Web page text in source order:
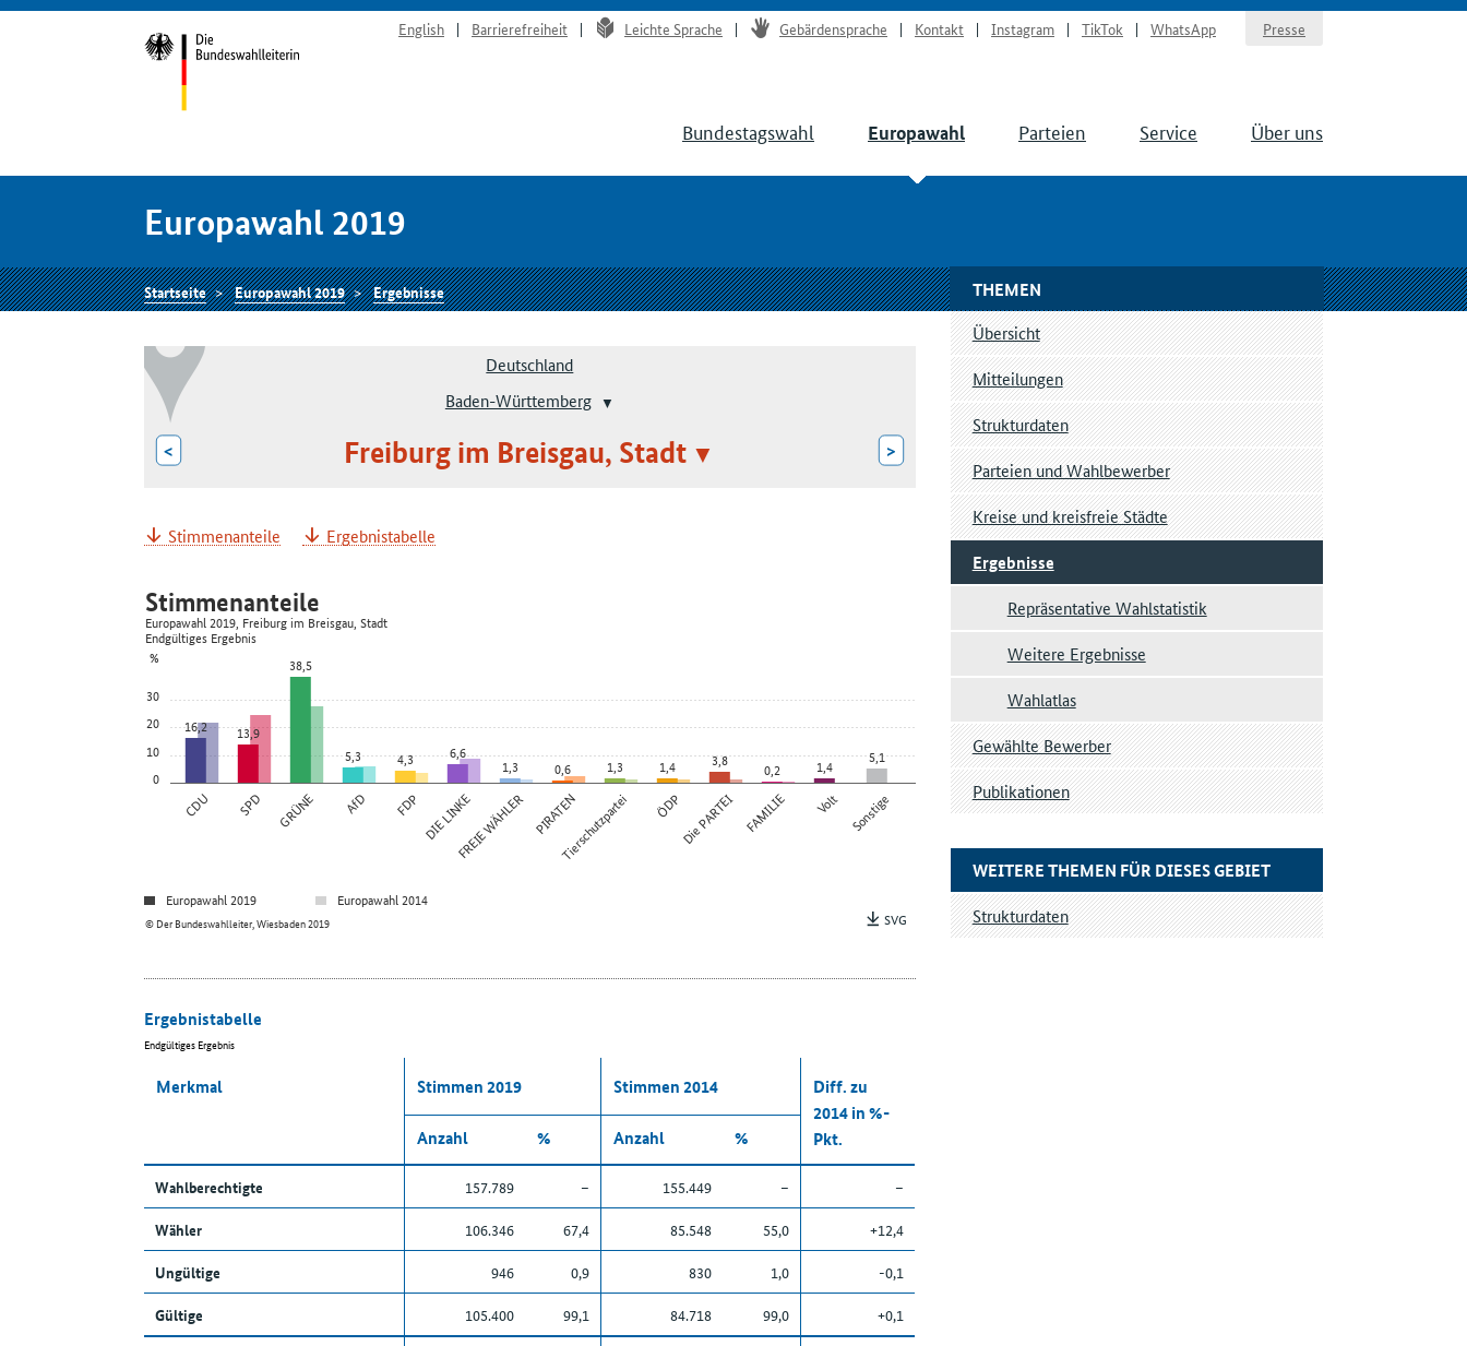
English Barrierefreiheit Leichte Sprache Gebärdensprache Kontakt Instagram TikTok WhatsApp Presse
Bundestagswahl Europawahl Parteien Service Über uns
Europawahl 2019
Startseite Europawahl 2019 Ergebnisse
Deutschland
Baden-Württemberg
< Freiburg im Breisgau, Stadt >
Stimmenanteile Ergebnistabelle
0
10
20
30
%
CDU SPD GRÜNE AfD FDP DIE LINKEFREIE WÄHLER PIRATENTierschutzpartei ÖDPDie PARTEI FAMILIE Volt Sonstige
16,2 13,9
38,5
5,3 4,3 6,6
1,3 0,6 1,3 1,4 3,8 0,2 1,4 5,1
© Der Bundeswahlleiter, Wiesbaden 2019
Stimmenanteile
Europawahl 2019, Freiburg im Breisgau, Stadt
Endgültiges Ergebnis
Europawahl 2019
Europawahl 2014
SVG
Ergebnistabelle
Endgültiges Ergebnis
Merkmal Stimmen 2019 Stimmen 2014
Diff. zu
2014 in %-
Pkt.
Anzahl % Anzahl %
Wahlberechtigte 157.789 – 155.449 –
–
Wähler
106.346 67,4 85.548 55,0
+12,4
Ungültige
946 0,9 830 1,0
-0,1
Gültige
105.400 99,1 84.718 99,0
+0,1
THEMEN
Übersicht
Mitteilungen
Strukturdaten
Parteien und Wahlbewerber
Kreise und kreisfreie Städte
Ergebnisse
Repräsentative Wahlstatistik
Weitere Ergebnisse
Wahlatlas
Gewählte Bewerber
Publikationen
WEITERE THEMEN FÜR DIESES GEBIET
Strukturdaten